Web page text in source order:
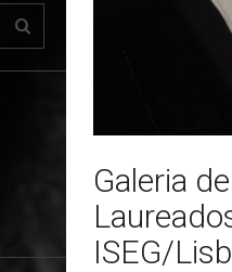
Galeria
ISEG/